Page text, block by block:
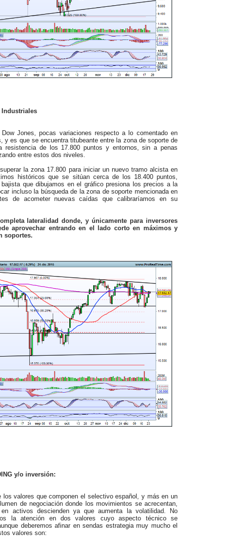
Industriales
Jones, pocas variaciones respecto a lo comentado en
y es que se encuentra titubeante entre la zona de soporte de
resistencia de los 17.800 puntos y entornos, sin a penas
entre estos dos niveles.
la zona 17.800 para iniciar un nuevo tramo alcista en
históricos que se sitúan cerca de los 18.400 puntos,
que dibujamos en el gráfico presiona los precios a la
incluso la búsqueda de la zona de soporte mencionada en
de acometer nuevas caídas que calibraríamos en su
lateralidad donde, y únicamente para inversores
aprovechar entrando en el lado corto en máximos y
soportes.
y/o inversión:
valores que componen el selectivo español, y más en un
de negociación donde los movimientos se acrecentan,
en activos descienden ya que aumenta la volatilidad. No
la atención en dos valores cuyo aspecto técnico se
deberemos afinar en sendas estrategia muy mucho el
valores son: